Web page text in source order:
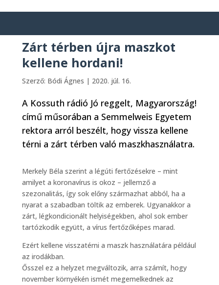
Zárt térben újra maszkot
kellene hordani!
Szerző: Bódi Ágnes | 2020. júl. 16.
A Kossuth rádió Jó reggelt, Magyarország!
című műsorában a Semmelweis Egyetem
rektora arról beszélt, hogy vissza kellene
térni a zárt térben való maszkhasználatra.
Merkely Béla szerint a légúti fertőzésekre – mint
amilyet a koronavírus is okoz – jellemző a
szezonalitás, így sok előny származhat abból, ha a
nyarat a szabadban töltik az emberek. Ugyanakkor a
zárt, légkondicionált helyiségekben, ahol sok ember
tartózkodik együtt, a vírus fertőzőképes marad.
Ezért kellene visszatérni a maszk használatára például
az irodákban.
Ősszel ez a helyzet megváltozik, arra számít, hogy
november környékén ismét megemelkednek az